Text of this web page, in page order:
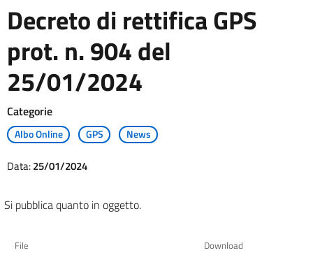
Decreto di rettifica GPS
prot. n. 904 del
25/01/2024
Categorie
Albo Online GPS News
Data:25/01/2024
Si pubblica quanto in oggetto.
File Download